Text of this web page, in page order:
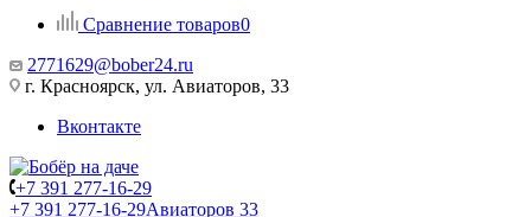
Сравнение товаров0
2771629@bober24.ru
г. Красноярск, ул. Авиаторов, 33
Вконтакте
+7 391 277-16-29
+7 391 277-16-29Авиаторов 33